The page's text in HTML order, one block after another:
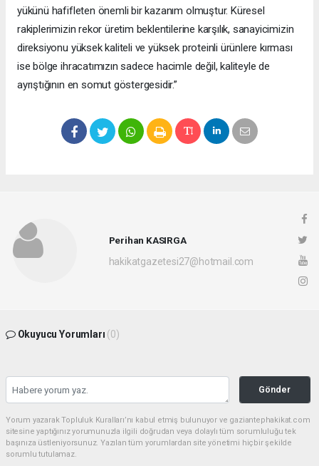
yükünü hafifleten önemli bir kazanım olmuştur. Küresel
rakiplerimizin rekor üretim beklentilerine karşılık, sanayicimizin
direksiyonu yüksek kaliteli ve yüksek proteinli ürünlere kırması
ise bölge ihracatımızın sadece hacimle değil, kaliteyle de
ayrıştığının en somut göstergesidir.”
Perihan KASIRGA
hakikatgazetesi27@hotmail.com
Okuyucu Yorumları (0)
Gönder
Yorum yazarak Topluluk Kuralları’nı kabul etmiş bulunuyor ve gaziantephakikat.com
sitesine yaptığınız yorumunuzla ilgili doğrudan veya dolaylı tüm sorumluluğu tek
başınıza üstleniyorsunuz. Yazılan tüm yorumlardan site yönetimi hiçbir şekilde
sorumlu tutulamaz.